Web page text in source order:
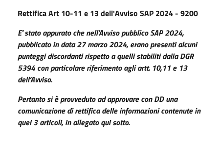
Rettifica Art 10-11 e 13 dell'Avviso SAP 2024 - 9200
E' stato appurato che nell’Avviso pubblico SAP 2024,
pubblicato in data 27 marzo 2024, erano presenti alcuni
punteggi discordanti rispetto a quelli stabiliti dalla DGR
5394 con particolare riferimento agli artt. 10,11 e 13
dell’Avviso.
Pertanto si è provveduto ad approvare con DD una
comunicazione di rettifica delle informazioni contenute in
quei 3 articoli, in allegato qui sotto.